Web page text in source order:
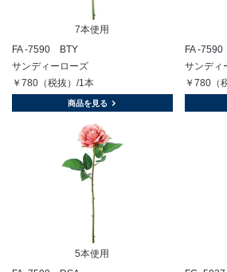
7本使用
FA -7590 BTY
サンディーローズ
￥780（税抜）/1本
商品を見る
FA -
サンディ
￥780（
5本使用